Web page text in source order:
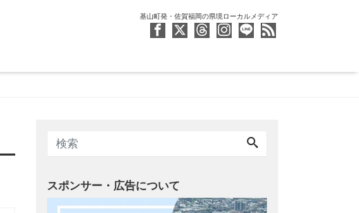
基山町発・佐賀福岡の県境ローカルメディア
スポンサー・広告について